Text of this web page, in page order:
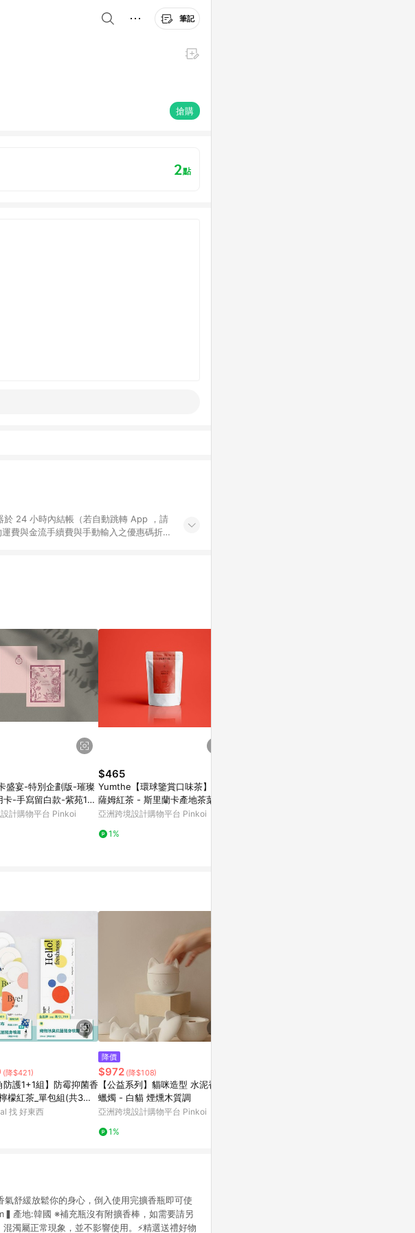
筆記
搶購
2點
於 24 小時內結帳（若自動跳轉 App ，請
費與金流手續費與手動輸入之優惠碼折
具贈點資格。 7. 點數將於出貨後 45 天
才首次下載 Pinkoi APP 並完成訂單，不
盛宴-特別企劃版-璀璨
卡-手寫留白款-紫苑10
計購物平台 Pinkoi
$465
Yumthe【環球鑒賞口味茶】阿
薩姆紅茶 - 斯里蘭卡產地茶葉的
紅茶
亞洲跨境設計購物平台 Pinkoi
1%
(降$421)
防護1+1組】防霉抑菌香
檬紅茶_單包組(共3片)
香氛長方卡_迷迭山林_
找 好東西
降價
$972 (降$108)
【公益系列】貓咪造型 水泥香氛
蠟燭 - 白貓 煙燻木質調
亞洲跨境設計購物平台 Pinkoi
1%
舒緩放鬆你的身心，倒入使用完擴香瓶即可使
地:韓國 ※補充瓶沒有附擴香棒，如需要請另
濁屬正常現象，並不影響使用。⚡精選送禮好物